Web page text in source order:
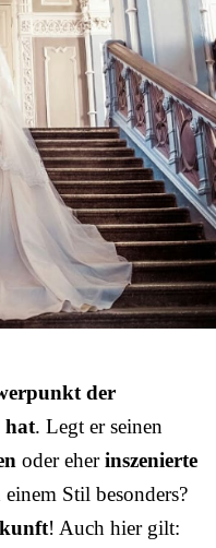
der
hat. Legt er seinen
oder eherinszenierte
Stil besonders?
! Auch hier gilt: